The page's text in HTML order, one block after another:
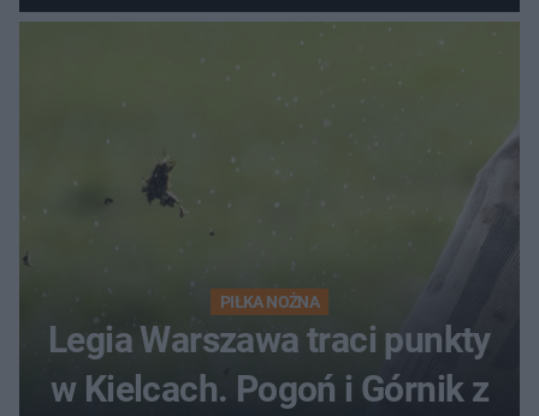
PIŁKA NOŻNA
Legia Warszawa traci punkty
w Kielcach. Pogoń i Górnik z